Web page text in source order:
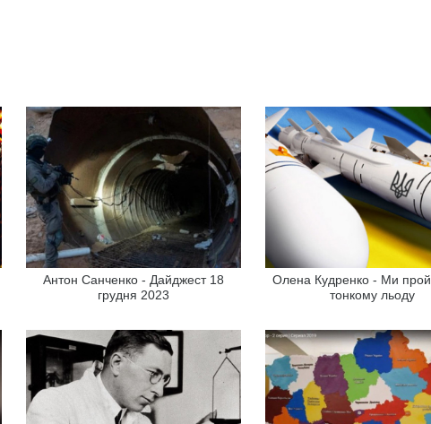
Антон Санченко - Дайджест 18
грудня 2023
Олена Кудренко - Ми
тонкому льоду